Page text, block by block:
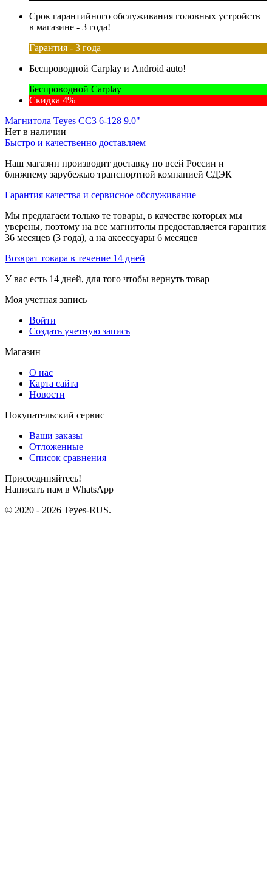
Срок гарантийного обслуживания головных устройств
в магазине - 3 года!
Гарантия - 3 года
Беспроводной Carplay и Android auto!
Беспроводной Carplay
Скидка 4%
Магнитола Teyes CC3 6-128 9.0"
Нет в наличии
Быстро и качественно доставляем
Наш магазин производит доставку по всей России и
ближнему зарубежью транспортной компанией СДЭК
Гарантия качества и сервисное обслуживание
Мы предлагаем только те товары, в качестве которых мы
уверены, поэтому на все магнитолы предоставляется гарантия
36 месяцев (3 года), а на аксессуары 6 месяцев
Возврат товара в течение 14 дней
У вас есть 14 дней, для того чтобы вернуть товар
Моя учетная запись
Войти
Создать учетную запись
Магазин
О нас
Карта сайта
Новости
Покупательский сервис
Ваши заказы
Отложенные
Список сравнения
Присоединяйтесь!
Написать нам в WhatsApp
© 2020 - 2026 Teyes-RUS.